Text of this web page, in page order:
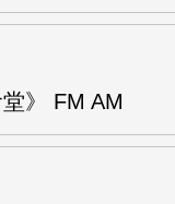
》 FM AM